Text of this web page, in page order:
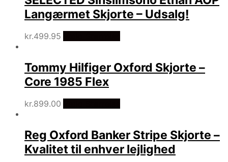
Langærmet Skjorte – Udsalg!
kr.499.95
Tommy Hilfiger Oxford Skjorte –
Core 1985 Flex
kr.899.00
Reg Oxford Banker Stripe Skjorte –
Kvalitet til enhver lejlighed